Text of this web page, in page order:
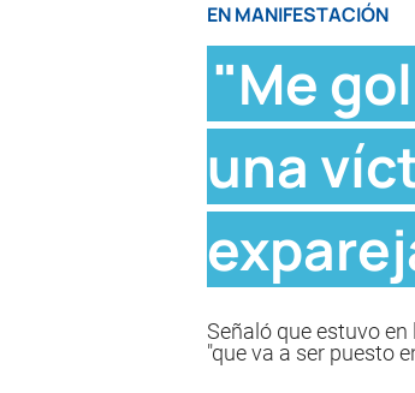
EN MANIFESTACIÓN
"Me
una
Señaló que estuvo
"que va a ser puesto